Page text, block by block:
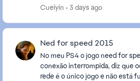
clicar em "Jogar", a Steam faz a
Cueiyin 3 days ago
Ned for speed 2015
No meu PS4 o jogo need for
conexão interrompida, diz que
rede é o único jogo e não está